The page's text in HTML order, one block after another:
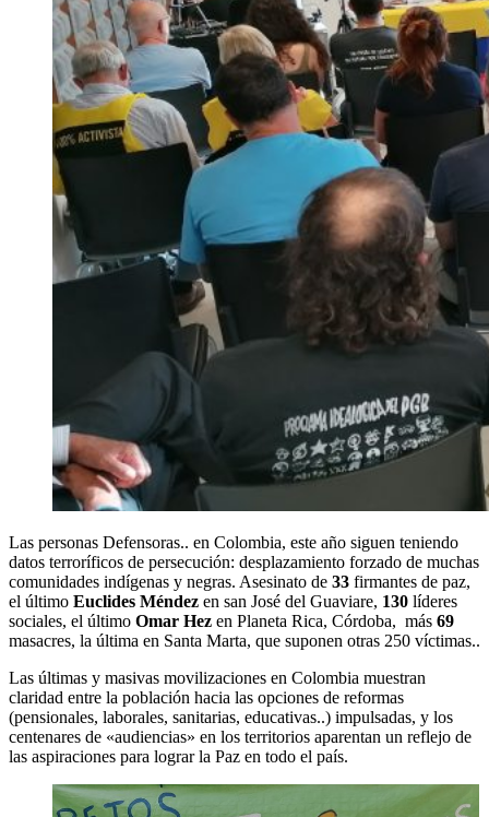
Las personas Defensoras.. en Colombia, este año siguen teniendo
datos terroríficos de persecución: desplazamiento forzado de muchas
comunidades indígenas y negras. Asesinato de 33 firmantes de paz,
el último Euclides Méndez en san José del Guaviare, 130 líderes
sociales, el último Omar Hez en Planeta Rica, Córdoba, más 69
masacres, la última en Santa Marta, que suponen otras 250 víctimas..
Las últimas y masivas movilizaciones en Colombia muestran
claridad entre la población hacia las opciones de reformas
(pensionales, laborales, sanitarias, educativas..) impulsadas, y los
centenares de «audiencias» en los territorios aparentan un reflejo de
las aspiraciones para lograr la Paz en todo el país.